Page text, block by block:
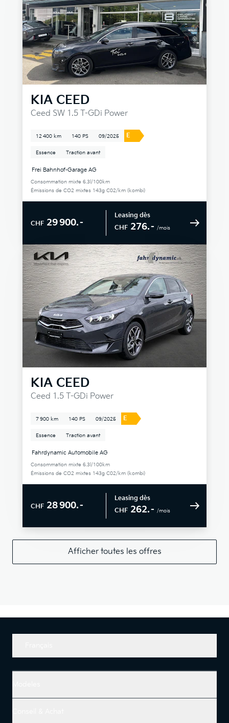
KIA CEED
Ceed SW 1.5 T-GDi Power
12 400 km 140 PS 09/2025 E
Essence Traction avant
Frei Bahnhof-Garage AG
Consommation mixte 6.3l/100km
Émissions de CO2 mixtes 143g C02/km (kombi)
CHF 29 900.–
Leasing dès
CHF 276.– /mois
KIA CEED
Ceed 1.5 T-GDi Power
7 900 km 140 PS 09/2025 E
Essence Traction avant
Fahrdynamic Automobile AG
Consommation mixte 6.3l/100km
Émissions de CO2 mixtes 143g C02/km (kombi)
CHF 28 900.–
Leasing dès
CHF 262.– /mois
Afficher toutes les offres